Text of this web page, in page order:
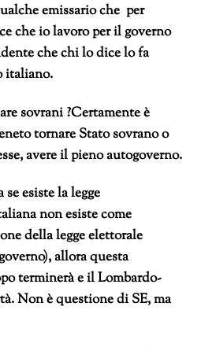
emissario che per
che io lavoro per il governo
che chi lo dice lo fa
italiano.
sovrani ?Certamente è
tornare Stato sovrano o
avere il pieno autogoverno.
esiste la legge
non esiste come
della legge elettorale
allora questa
terminerà e il Lombardo-
Non è questione di SE, ma